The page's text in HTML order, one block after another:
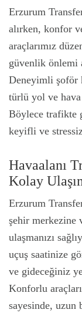
Erzurum
alırken, konfor
araçlarımız
güvenlik önlemi
Deneyimli şoför
türlü yol ve hava
Böylece trafikte
keyifli ve
Havaalanı
Kolay
Erzurum
şehir merkezine
ulaşmanızı
uçuş saatinize
ve gideceğiniz
Konforlu
sayesinde, uzun